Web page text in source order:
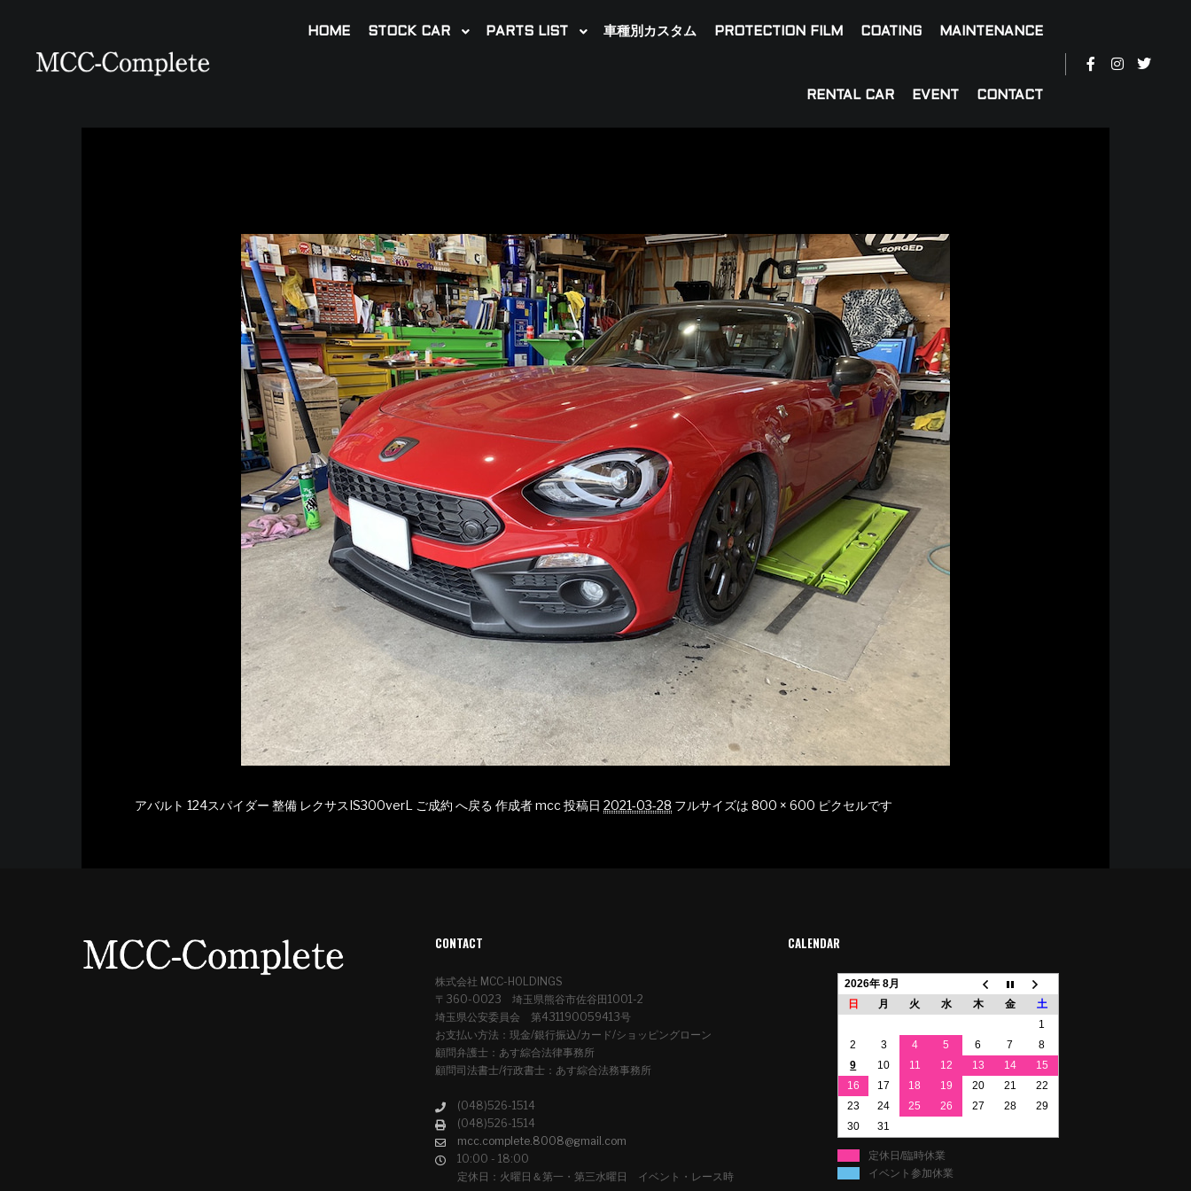
HOME STOCK CAR PARTS LIST 車種別カスタム PROTECTION FILM COATING MAINTENANCE
RENTAL CAR EVENT CONTACT
アバルト 124スパイダー 整備 レクサスIS300verL ご成約 へ戻る 作成者mcc投稿日 2021-03-28 フルサイズは 800 × 600 ピクセルです
CONTACT
株式会社 MCC-HOLDINGS
〒360-0023 埼玉県熊谷市佐谷田1001-2
埼玉県公安委員会 第431190059413号
お支払い方法：現金/銀行振込/カード/ショッピングローン
顧問弁護士：あす綜合法律事務所
顧問司法書士/行政書士：あす綜合法務事務所
(048)526-1514
(048)526-1514
mcc.complete.8008@gmail.com
10:00 - 18:00
定休日：火曜日＆第一・第三水曜日 イベント・レース時
CALENDAR
2026年 8月
日
月 火 水 木 金
土
1
2
3 4 5 6 7
8
9
10 11 12 13 14
15
16
17 18 19 20 21
22
23
24 25 26 27 28
29
30
31
定休日/臨時休業
イベント参加休業